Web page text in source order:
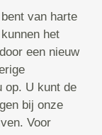
van harte
het
een nieuw
op. U kunt de
bij onze
Voor